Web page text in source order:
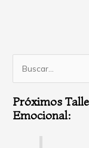
s
c
Próximos
Emocional: